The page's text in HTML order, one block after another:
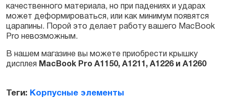
качественного материала, но при падениях и ударах
может деформироваться, или как минимум появятся
царапины. Порой это делает работу вашего MacBook
Pro невозможным.
В нашем магазине вы можете приобрести крышку
дисплея MacBook Pro A1150, A1211, A1226 и A1260
Теги: Корпусные элементы